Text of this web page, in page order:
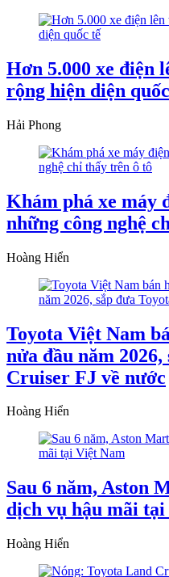
Hơn 5.000 xe điện
rộng hiện diện
Hải Phong
Khám phá xe máy
những công nghệ
Hoàng Hiển
Toyota Việt Nam
nửa đầu năm
Cruiser FJ về nước
Hoàng Hiển
Sau 6 năm, Aston
dịch vụ hậu mãi
Hoàng Hiển